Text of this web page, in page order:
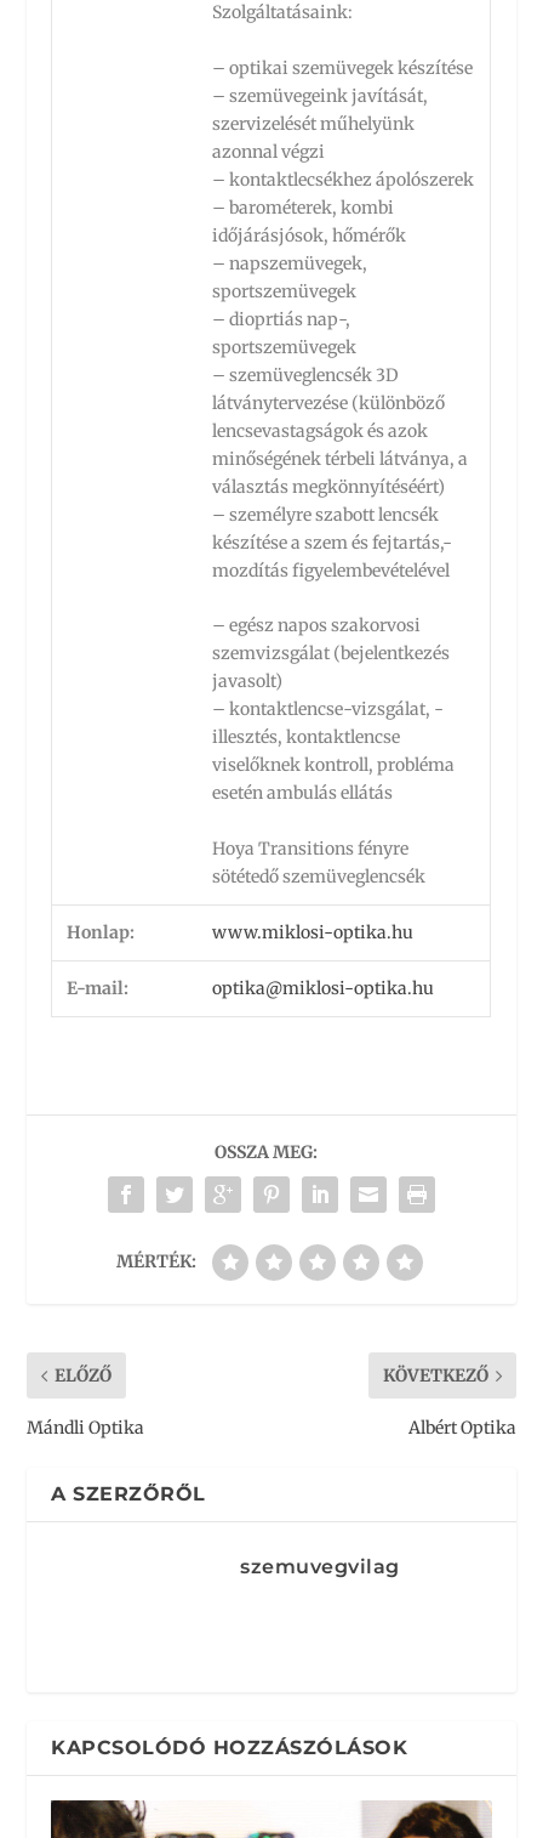
Szolgáltatásaink:
– optikai szemüvegek készítése
– szemüvegeink javítását,
szervizelését műhelyünk
azonnal végzi
– kontaktlecsékhez ápolószerek
– barométerek, kombi
időjárásjósok, hőmérők
– napszemüvegek,
sportszemüvegek
– dioprtiás nap-,
sportszemüvegek
– szemüveglencsék 3D
látványtervezése (különböző
lencsevastagságok és azok
minőségének térbeli látványa, a
választás megkönnyítéséért)
– személyre szabott lencsék
készítése a szem és fejtartás,-
mozdítás figyelembevételével
– egész napos szakorvosi
szemvizsgálat (bejelentkezés
javasolt)
– kontaktlencse-vizsgálat, -
illesztés, kontaktlencse
viselőknek kontroll, probléma
esetén ambulás ellátás
Hoya Transitions fényre
sötétedő szemüveglencsék
Honlap: www.miklosi-optika.hu
E-mail: optika@miklosi-optika.hu
OSSZA MEG:
MÉRTÉK:
ELŐZŐ
Mándli Optika
KÖVETKEZŐ
Albért Optika
A SZERZŐRŐL
szemuvegvilag
KAPCSOLÓDÓ HOZZÁSZÓLÁSOK